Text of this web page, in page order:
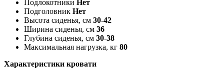
Подлокотники Нет
Подголовник Нет
Высота сиденья, см 30-42
Ширина сиденья, см 36
Глубина сиденья, см 30-38
Максимальная нагрузка, кг 80
Характеристики кровати